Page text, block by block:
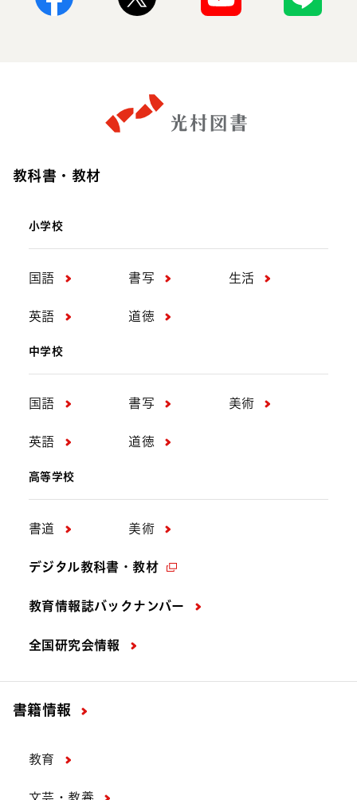
小学校英語 小学校道徳
高等学校美術
「教科書の配送のひみつ」をアップしま
教科書・教材
小学校
国語 書写 生活
英語 道徳
中学校
国語 書写 美術
英語 道徳
高等学校
書道 美術
デジタル教科書・教材
教育情報誌バックナンバー
全国研究会情報
書籍情報
教育